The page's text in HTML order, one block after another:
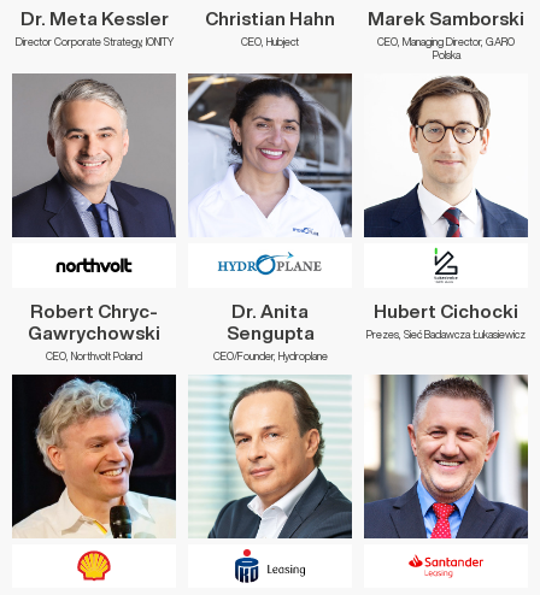
Dr. Meta Kessler
Director Corporate Strategy, IONITY
Christian Hahn
CEO, Hubject
Marek Samborski
CEO, Managing Director, GARO
Polska
Robert Chryc-
Gawrychowski
CEO, Northvolt Poland
Dr. Anita
Sengupta
CEO/Founder, Hydroplane
Hubert Cichocki
Prezes, Sieć Badawcza Łukasiewicz